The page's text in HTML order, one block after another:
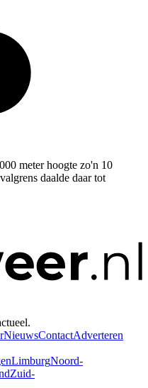
meter hoogte zo'n 10
daalde daar tot
NieuwsContactAdverteren
LimburgNoord-
Zuid-